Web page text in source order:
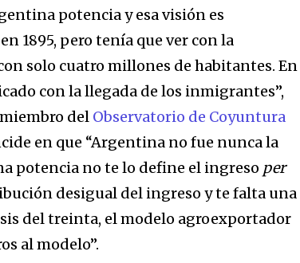
potencia y esa visión es
1895, pero tenía que ver con la
solo cuatro millones de habitantes. En
con la llegada de los inmigrantes”,
del Observatorio de Coyuntura
en que “Argentina no fue nunca la
potencia no te lo define el ingreso per
desigual del ingreso y te falta una
del treinta, el modelo agroexportador
al modelo”.